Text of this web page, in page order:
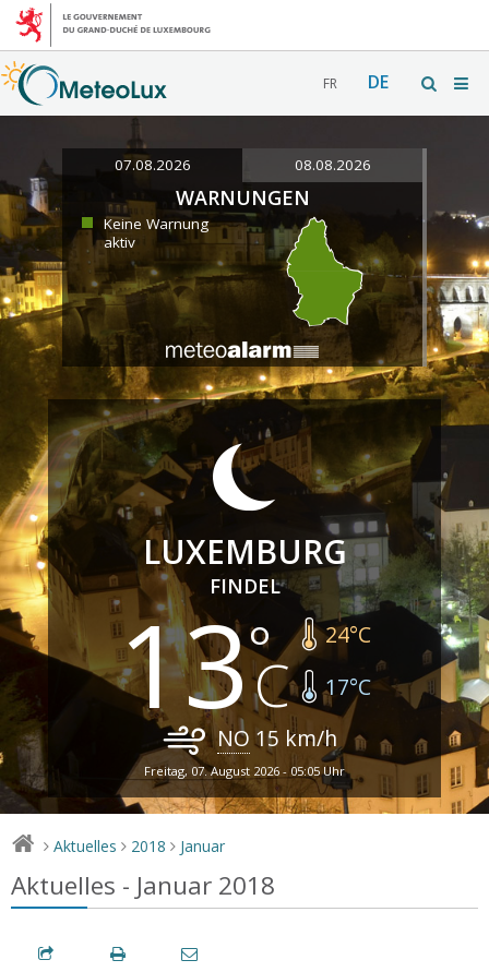
FR DE
07.08.2026 08.08.2026
WARNUNGEN
Keine Warnung
aktiv
LUXEMBURG
FINDEL
13 24°C
17°C
NO 15 km/h
Freitag, 07. August 2026 - 05:05 Uhr
> Aktuelles > 2018 > Januar
Aktuelles - Januar 2018